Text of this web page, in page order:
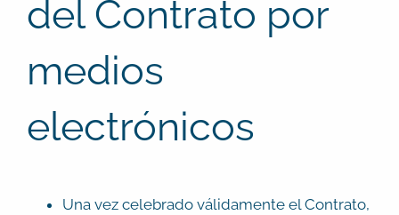
del Contrato por
medios
electrónicos
Una vez celebrado válidamente el Contrato,